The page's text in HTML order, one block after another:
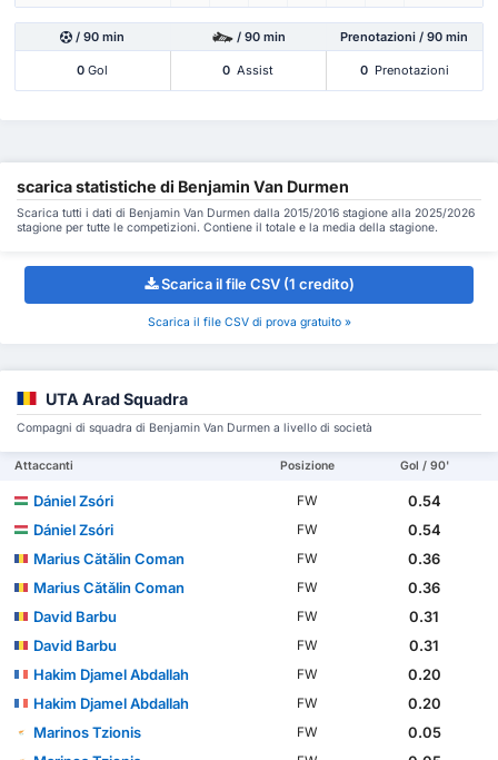
/ 90 min / 90 min Prenotazioni / 90 min
0 Gol 0 Assist 0 Prenotazioni
scarica statistiche di Benjamin Van Durmen
Scarica tutti i dati di Benjamin Van Durmen dalla 2015/2016 stagione alla 2025/2026
stagione per tutte le competizioni. Contiene il totale e la media della stagione.
Scarica il file CSV (1 credito)
Scarica il file CSV di prova gratuito »
UTA Arad Squadra
Compagni di squadra di Benjamin Van Durmen a livello di società
Attaccanti Posizione Gol / 90'
Dániel Zsóri FW
0.54
Dániel Zsóri
FW
0.54
Marius Cătălin Coman
FW
0.36
Marius Cătălin Coman
FW
0.36
David Barbu
FW
0.31
David Barbu
FW
0.31
Hakim Djamel Abdallah
FW
0.20
Hakim Djamel Abdallah
FW
0.20
Marinos Tzionis
FW
0.05